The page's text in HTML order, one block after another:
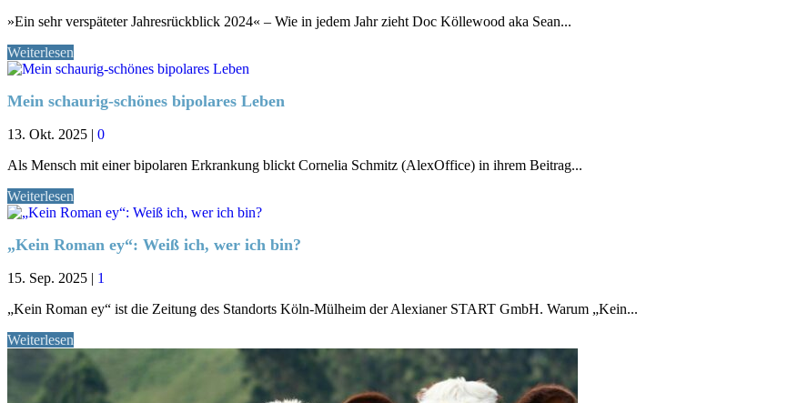
»Ein sehr verspäteter Jahresrückblick 2024« – Wie in jedem Jahr zieht Doc Köllewood aka Sean...
Weiterlesen
Mein schaurig-schönes bipolares Leben
13. Okt. 2025 | 0
Als Mensch mit einer bipolaren Erkrankung blickt Cornelia Schmitz (AlexOffice) in ihrem Beitrag...
Weiterlesen
„Kein Roman ey“: Weiß ich, wer ich bin?
15. Sep. 2025 | 1
„Kein Roman ey“ ist die Zeitung des Standorts Köln-Mülheim der Alexianer START GmbH. Warum „Kein...
Weiterlesen